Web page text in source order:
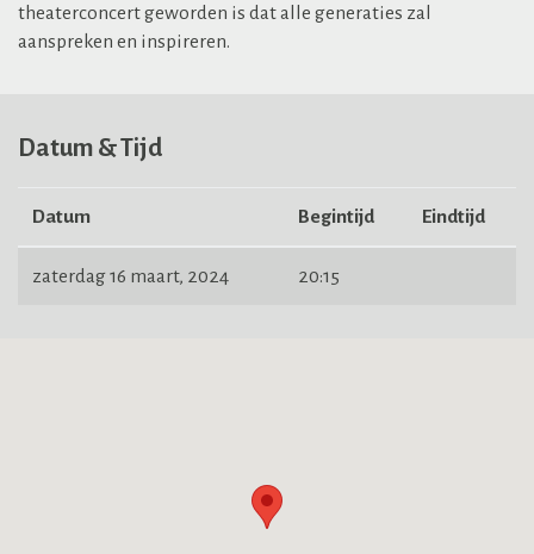
theaterconcert geworden is dat alle generaties zal
aanspreken en inspireren.
Datum & Tijd
Datum Begintijd Eindtijd
zaterdag 16 maart, 2024 20:15